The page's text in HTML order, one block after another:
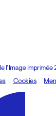
l’Image imprimée
code:8080.studio
Cookies